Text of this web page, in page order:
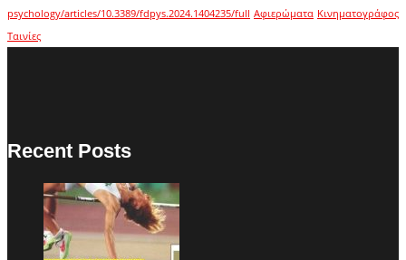
psychology/articles/10.3389/fdpys.2024.1404235/full Αφιερώματα Κινηματογράφος
Ταινίες
Recent Posts